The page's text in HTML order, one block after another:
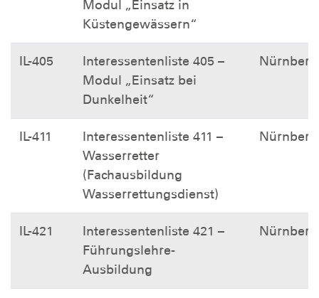
Modul „Einsatz in
Küstengewässern“
IL-405
Interessentenliste 405 –
Modul „Einsatz bei
Dunkelheit“
Nürnberg
IL-411
Interessentenliste 411 –
Wasserretter
(Fachausbildung
Wasserrettungsdienst)
Nürnberg
IL-421
Interessentenliste 421 –
Führungslehre-
Ausbildung
Nürnberg